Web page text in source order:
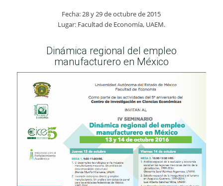
Fecha: 28 y 29 de octubre de 2015
Lugar: Facultad de Economía, UAEM.
Dinámica regional del empleo
manufacturero en México